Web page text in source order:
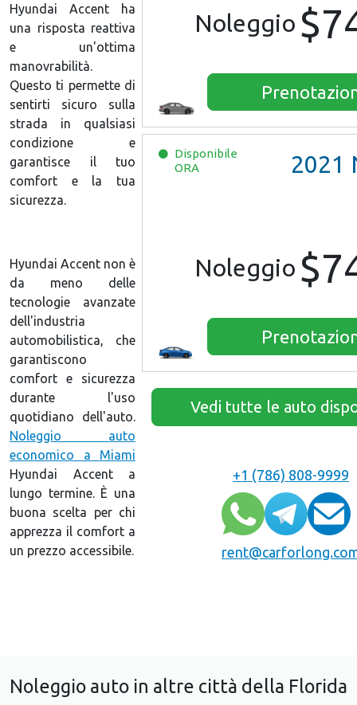
Noleggio
Disponibile
ORA
2021
Noleggio
Vedi tutte le auto
+1 (786) 808-9999
Hyundai Accent ha
una risposta reattiva
e un'ottima
manovrabilità.
Questo ti permette di
sentirti sicuro sulla
strada in qualsiasi
condizione e
garantisce il tuo
comfort e la tua
sicurezza.
Hyundai Accent non è
da meno delle
tecnologie avanzate
dell'industria
automobilistica, che
garantiscono
comfort e sicurezza
durante l'uso
quotidiano dell'auto.
Noleggio auto
economico a Miami
Hyundai Accent a
lungo termine. È una
buona scelta per chi
apprezza il comfort a
un prezzo accessibile.
Noleggio auto in altre città della Florida